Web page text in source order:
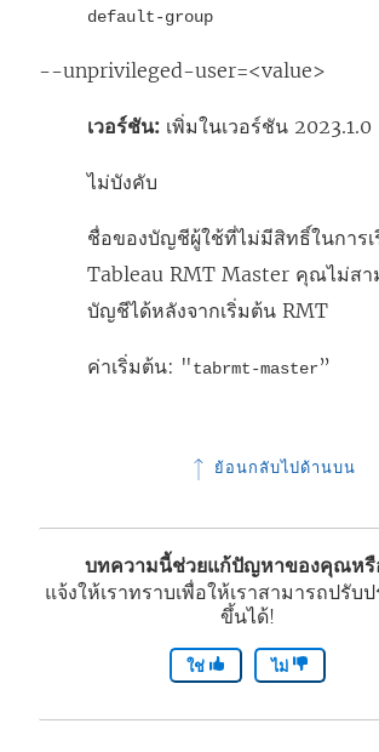
default-group
--unprivileged-user=<value>
เวอร์ชัน: เพิ่มในเวอร์ชัน 2023.1.0
ไม่บังคับ
ชื่อของบัญชีผู้ใช้ที่ไม่มีสิทธิ์ในการเ
Tableau RMT Master คุณไม่สา
บัญชีได้หลังจากเริ่มต้น RMT
ค่าเริ่มต้น: "tabrmt-master”
ย้อนกลับไปด้านบน
บทความนี้ช่วยแก้ปัญหาของคุณหรื
แจ้งให้เราทราบเพื่อให้เราสามารถปรับ
ขึ้นได้!
ใช่ ไม่